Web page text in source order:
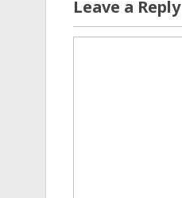
Leave a Reply